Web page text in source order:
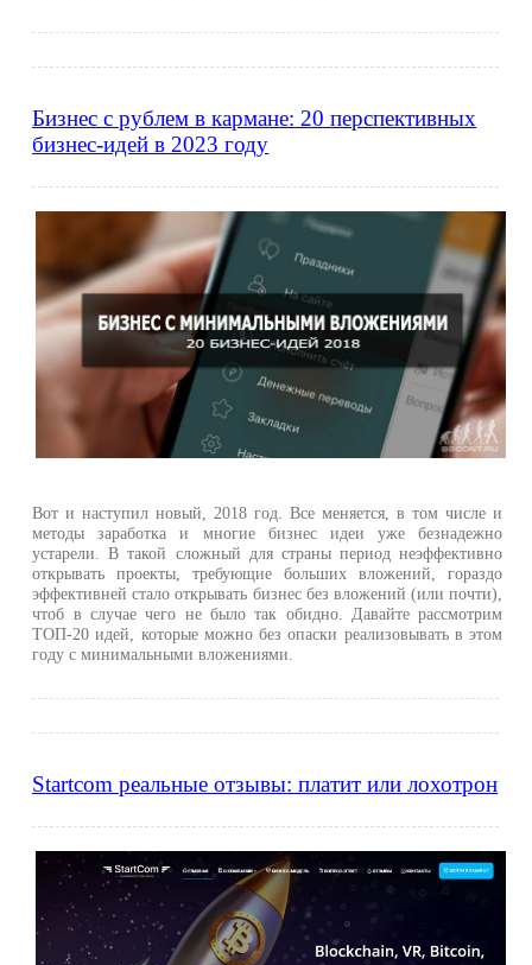
Бизнес с рублем в кармане: 20 перспективных
бизнес-идей в 2023 году
Вот и наступил новый, 2018 год. Все меняется, в том числе и
методы заработка и многие бизнес идеи уже безнадежно
устарели. В такой сложный для страны период неэффективно
открывать проекты, требующие больших вложений, гораздо
эффективней стало открывать бизнес без вложений (или почти),
чтоб в случае чего не было так обидно. Давайте рассмотрим
ТОП-20 идей, которые можно без опаски реализовывать в этом
году с минимальными вложениями.
Startcom реальные отзывы: платит или лохотрон